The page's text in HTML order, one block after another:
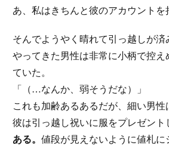
あ、私はきちんと彼のアカウントを
そんでようやく晴れて引っ越しが済
やってきた男性は非常に小柄で控
ていた。
「（…なんか、弱そうだな）」
これも加齢あるあるだが、細い男性
彼は引っ越し祝いに服をプレゼント
ある。 値段が見えないように値札